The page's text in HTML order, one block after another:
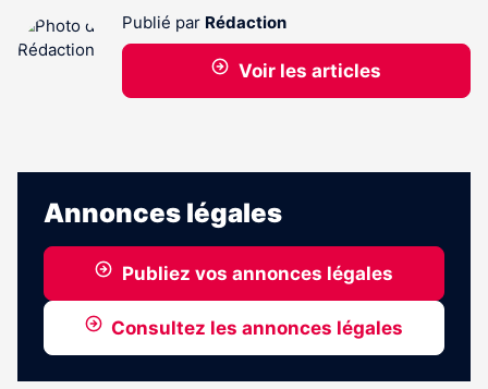
Publié par Rédaction
Voir les articles
Annonces légales
Publiez vos annonces légales
Consultez les annonces légales